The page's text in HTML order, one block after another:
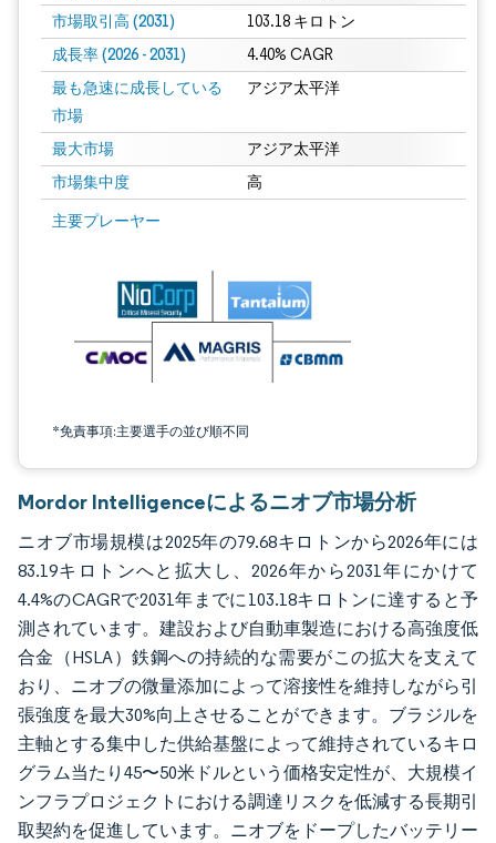
市場取引高 (2031) 103.18 キロトン
成長率 (2026 - 2031) 4.40% CAGR
最も急速に成長している
市場
アジア太平洋
最大市場 アジア太平洋
市場集中度 高
主要プレーヤー
*免責事項:主要選手の並び順不同
画像 © Mordor Intelligence。再利用にはCC BY 4.0の表示が必要です。
Mordor Intelligenceによるニオブ市場分析
ニオブ市場規模は2025年の79.68キロトンから2026年には
83.19キロトンへと拡大し、2026年から2031年にかけて
4.4%のCAGRで2031年までに103.18キロトンに達すると予
測されています。建設および自動車製造における高強度低
合金（HSLA）鉄鋼への持続的な需要がこの拡大を支えて
おり、ニオブの微量添加によって溶接性を維持しながら引
張強度を最大30%向上させることができます。ブラジルを
主軸とする集中した供給基盤によって維持されているキロ
グラム当たり45〜50米ドルという価格安定性が、大規模イ
ンフラプロジェクトにおける調達リスクを低減する長期引
取契約を促進しています。ニオブをドープしたバッテリー